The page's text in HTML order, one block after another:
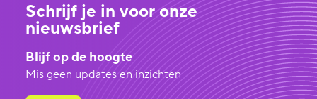
Schrijf je in voor onze
nieuwsbrief
Blijf op de hoogte
Mis geen updates en inzichten